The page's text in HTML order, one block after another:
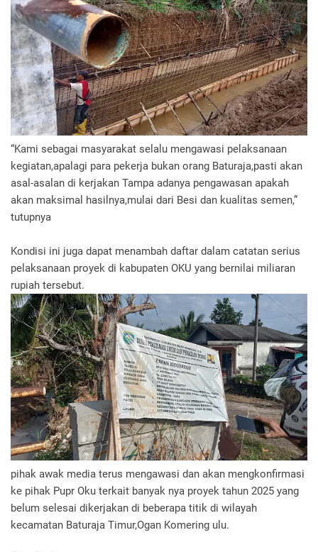
“Kami sebagai masyarakat selalu mengawasi pelaksanaan
kegiatan,apalagi para pekerja bukan orang Baturaja,pasti akan
asal-asalan di kerjakan Tampa adanya pengawasan apakah
akan maksimal hasilnya,mulai dari Besi dan kualitas semen,”
tutupnya
Kondisi ini juga dapat menambah daftar dalam catatan serius
pelaksanaan proyek di kabupaten OKU yang bernilai miliaran
rupiah tersebut.
pihak awak media terus mengawasi dan akan mengkonfirmasi
ke pihak Pupr Oku terkait banyak nya proyek tahun 2025 yang
belum selesai dikerjakan di beberapa titik di wilayah
kecamatan Baturaja Timur,Ogan Komering ulu.